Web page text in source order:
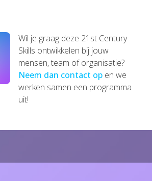
Wil je graag deze 21st Century
Skills ontwikkelen bij jouw
mensen, team of organisatie?
Neem dan contact open we
werken samen een programma
uit!